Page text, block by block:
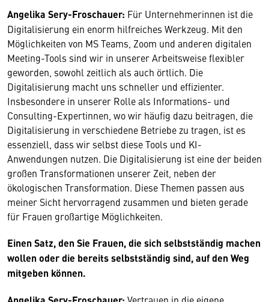
Angelika Sery-Froschauer: Für Unternehmerinnen ist die
Digitalisierung ein enorm hilfreiches Werkzeug. Mit den
Möglichkeiten von MS Teams, Zoom und anderen digitalen
Meeting-Tools sind wir in unserer Arbeitsweise flexibler
geworden, sowohl zeitlich als auch örtlich. Die
Digitalisierung macht uns schneller und effizienter.
Insbesondere in unserer Rolle als Informations- und
Consulting-Expertinnen, wo wir häufig dazu beitragen, die
Digitalisierung in verschiedene Betriebe zu tragen, ist es
essenziell, dass wir selbst diese Tools und KI-
Anwendungen nutzen. Die Digitalisierung ist eine der beiden
großen Transformationen unserer Zeit, neben der
ökologischen Transformation. Diese Themen passen aus
meiner Sicht hervorragend zusammen und bieten gerade
für Frauen großartige Möglichkeiten.
Einen Satz, den Sie Frauen, die sich selbstständig machen
wollen oder die bereits selbstständig sind, auf den Weg
mitgeben können.